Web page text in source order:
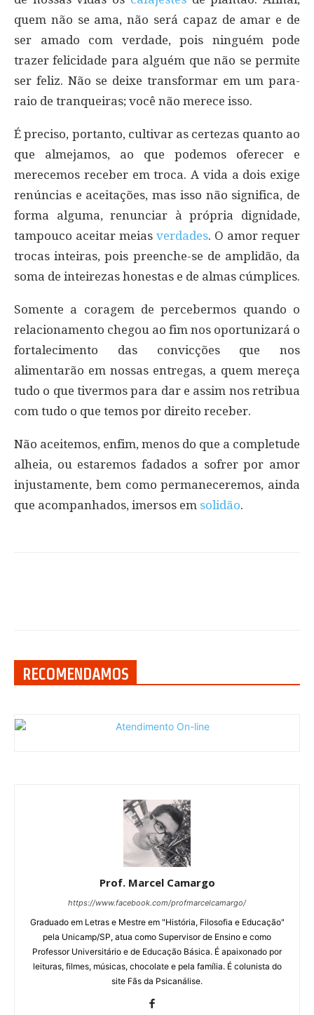
quem não se ama, não será capaz de amar e de
ser amado com verdade, pois ninguém pode
trazer felicidade para alguém que não se permite
ser feliz. Não se deixe transformar em um para-
raio de tranqueiras; você não merece isso.
É preciso, portanto, cultivar as certezas quanto ao
que almejamos, ao que podemos oferecer e
merecemos receber em troca. A vida a dois exige
renúncias e aceitações, mas isso não significa, de
forma alguma, renunciar à própria dignidade,
tampouco aceitar meias verdades. O amor requer
trocas inteiras, pois preenche-se de amplidão, da
soma de inteirezas honestas e de almas cúmplices.
Somente a coragem de percebermos quando o
relacionamento chegou ao fim nos oportunizará o
fortalecimento das convicções que nos
alimentarão em nossas entregas, a quem mereça
tudo o que tivermos para dar e assim nos retribua
com tudo o que temos por direito receber.
Não aceitemos, enfim, menos do que a completude
alheia, ou estaremos fadados a sofrer por amor
injustamente, bem como permaneceremos, ainda
que acompanhados, imersos em solidão.
RECOMENDAMOS
Prof. Marcel Camargo
https://www.facebook.com/profmarcelcamargo/
Graduado em Letras e Mestre em "História, Filosofia e Educação"
pela Unicamp/SP, atua como Supervisor de Ensino e como
Professor Universitário e de Educação Básica. É apaixonado por
leituras, filmes, músicas, chocolate e pela família. É colunista do
site Fãs da Psicanálise.